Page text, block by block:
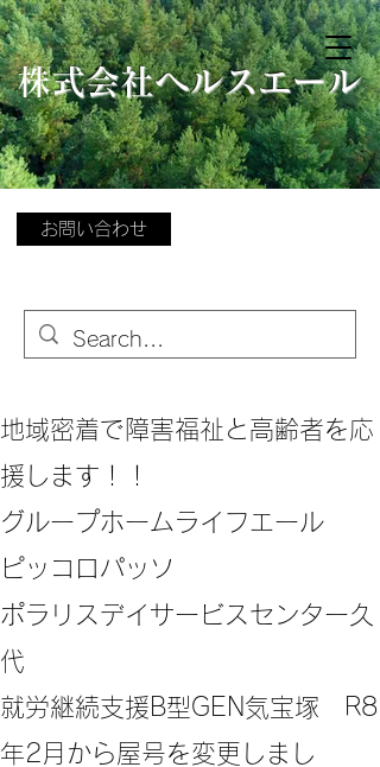
​株式会社ヘルスエール
お問い合わせ
地域密着で障害福祉と高齢者を応
援します！！
グループホームライフエール
ピッコロパッソ
ポラリスデイサービスセンター久
代
​就労継続支援B型GEN気宝塚 R8
年2月から屋号を変更しまし